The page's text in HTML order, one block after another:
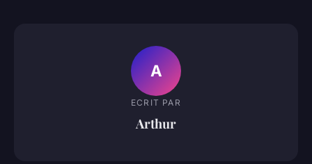
A
ECRIT PAR
Arthur